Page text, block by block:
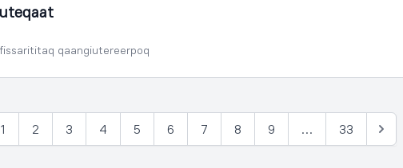
qaangiutereerpoq
1 2 3 4 5 6 7 8 9 … 33
Tullia